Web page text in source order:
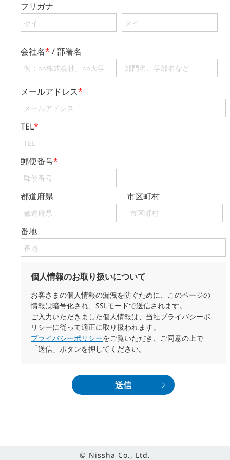
フリガナ
会社名* / 部署名
メールアドレス*
TEL*
郵便番号*
都道府県 市区町村
番地
個人情報のお取り扱いについて
お客さまの個人情報の漏洩を防ぐために、このページの
情報は暗号化され、SSLモードで送信されます。
ご入力いただきました個人情報は、当社プライバシーポ
リシーに従って適正に取り扱われます。
プライバシーポリシーをご覧いただき、ご同意の上で
「送信」ボタンを押してください。
送信
© Nissha Co., Ltd.